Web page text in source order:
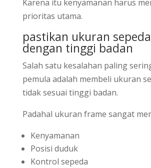
Karena itu kenyamanan harus
prioritas utama.
pastikan ukuran
dengan tinggi badan
Salah satu kesalahan paling
pemula adalah membeli ukuran
tidak sesuai tinggi badan.
Padahal ukuran frame sangat
Kenyamanan
Posisi duduk
Kontrol sepeda